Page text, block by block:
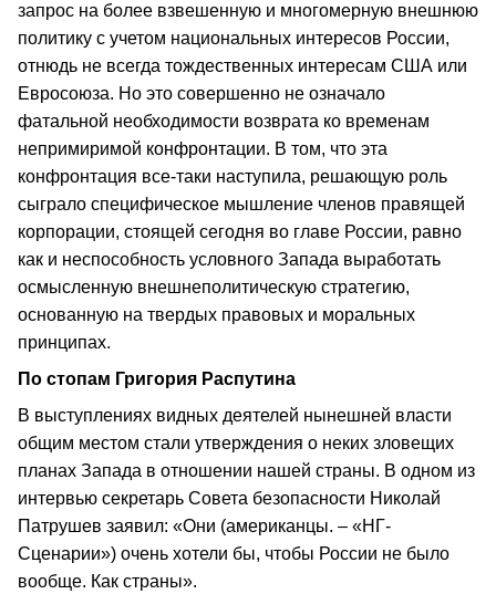
запрос на более взвешенную и многомерную внешнюю
политику с учетом национальных интересов России,
отнюдь не всегда тождественных интересам США или
Евросоюза. Но это совершенно не означало
фатальной необходимости возврата ко временам
непримиримой конфронтации. В том, что эта
конфронтация все‑таки наступила, решающую роль
сыграло специфическое мышление членов правящей
корпорации, стоящей сегодня во главе России, равно
как и неспособность условного Запада выработать
осмысленную внешнеполитическую стратегию,
основанную на твердых правовых и моральных
принципах.
По стопам Григория Распутина
В выступлениях видных деятелей нынешней власти
общим местом стали утверждения о неких зловещих
планах Запада в отношении нашей страны. В одном из
интервью секретарь Совета безопасности Николай
Патрушев заявил: «Они (американцы. – «НГ-
Cценарии») очень хотели бы, чтобы России не было
вообще. Как страны».